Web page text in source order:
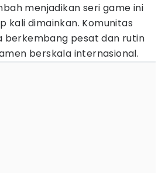
menjadikan seri game ini
kali dimainkan. Komunitas
berkembang pesat dan rutin
berskala internasional.